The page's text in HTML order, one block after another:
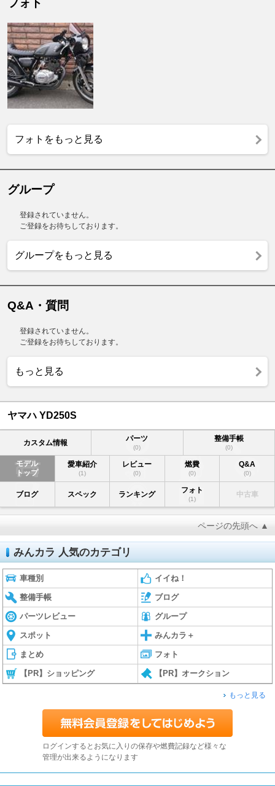
フォト
フォトをもっと見る
グループ
登録されていません。
ご登録をお待ちしております。
グループをもっと見る
Q&A・質問
登録されていません。
ご登録をお待ちしております。
もっと見る
ヤマハ YD250S
カスタム情報 パーツ
(0)
整備手帳
(0)
モデル
トップ
愛車紹介
(1)
レビュー
(0)
燃費
(0)
Q&A
(0)
ブログ スペック ランキング フォト
(1)
中古車
ページの先頭へ ▲
みんカラ 人気のカテゴリ
車種別 イイね！
整備手帳 ブログ
パーツレビュー グループ
スポット みんカラ＋
まとめ フォト
【PR】ショッピング 【PR】オークション
もっと見る
ログインするとお気に入りの保存や燃費記録など様々な
管理が出来るようになります